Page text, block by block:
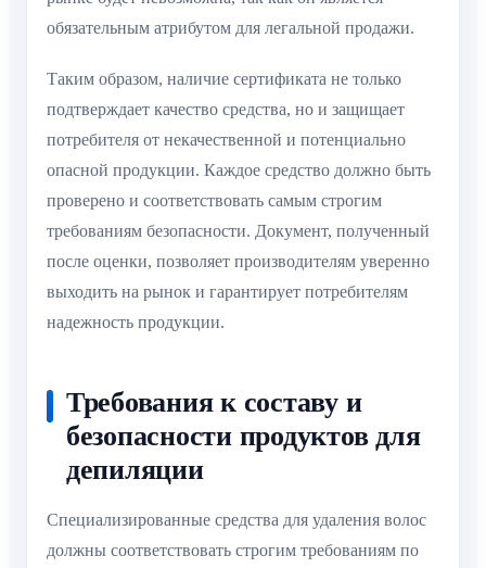
обязательным атрибутом для легальной продажи.
Таким образом, наличие сертификата не только
подтверждает качество средства, но и защищает
потребителя от некачественной и потенциально
опасной продукции. Каждое средство должно быть
проверено и соответствовать самым строгим
требованиям безопасности. Документ, полученный
после оценки, позволяет производителям уверенно
выходить на рынок и гарантирует потребителям
надежность продукции.
Требования к составу и
безопасности продуктов для
депиляции
Специализированные средства для удаления волос
должны соответствовать строгим требованиям по